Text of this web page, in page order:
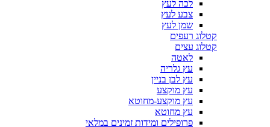
לכה לעץ
צבע לעץ
שמן לעץ
קטלוג רעפים
קטלוג עצים
לאטה
עץ גלריה
עץ לבן בניין
עץ מוקצע
עץ מוקצע-מחוטא
עץ מחוטא
פרופילים ומידות זמינים במלאי